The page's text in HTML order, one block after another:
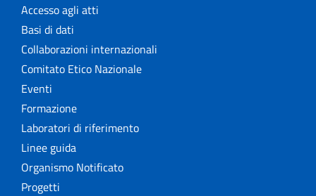
Accesso agli atti
Basi di dati
Collaborazioni internazionali
Comitato Etico Nazionale
Eventi
Formazione
Laboratori di riferimento
Linee guida
Organismo Notificato
Progetti